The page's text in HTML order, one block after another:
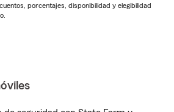
porcentajes, disponibilidad y elegibilidad